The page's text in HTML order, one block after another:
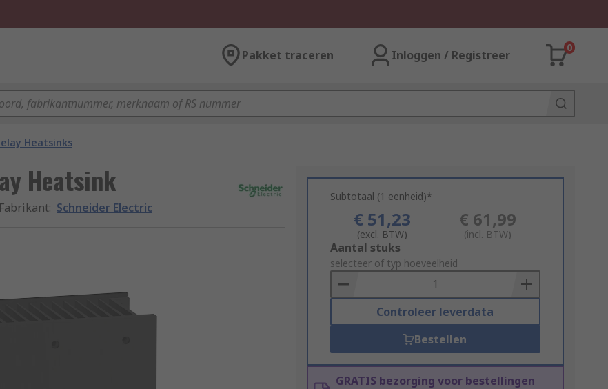
Pakket traceren Inloggen / Registreer
0
Heatsinks
Heatsink
Fabrikant: Schneider Electric
Subtotaal (1 eenheid)*
€ 51,23
(excl. BTW)
€ 61,99
(incl. BTW)
Add
to
Basket
Aantal stuks
selecteer of typ hoeveelheid
Controleer leverdata
Bestellen
GRATIS bezorging voor bestellingen